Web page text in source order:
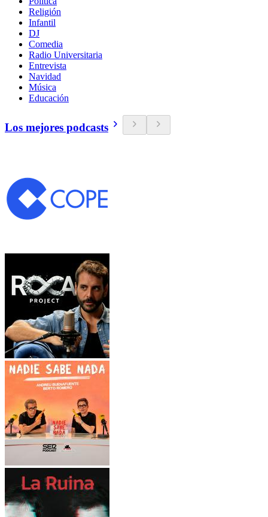
Religión
Infantil
DJ
Comedia
Radio Universitaria
Entrevista
Navidad
Música
Educación
Los mejores podcasts